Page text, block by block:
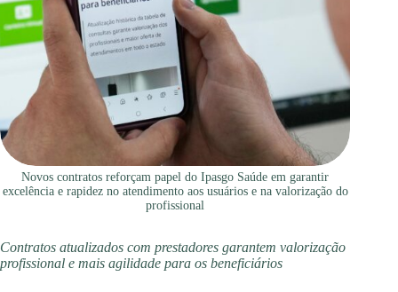
Novos contratos reforçam papel do Ipasgo Saúde em garantir
excelência e rapidez no atendimento aos usuários e na valorização do
profissional
Contratos atualizados com prestadores garantem valorização
profissional e mais agilidade para os beneficiários